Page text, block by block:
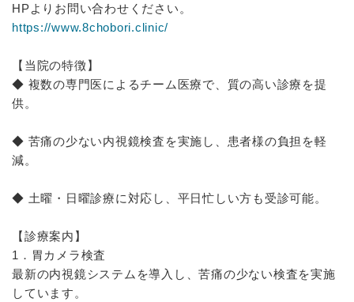
HPよりお問い合わせください。
https://www.8chobori.clinic/
【当院の特徴】
◆ 複数の専門医によるチーム医療で、質の高い診療を提
供。
◆ 苦痛の少ない内視鏡検査を実施し、患者様の負担を軽
減。
◆ 土曜・日曜診療に対応し、平日忙しい方も受診可能。
【診療案内】
1．胃カメラ検査
最新の内視鏡システムを導入し、苦痛の少ない検査を実施
しています。